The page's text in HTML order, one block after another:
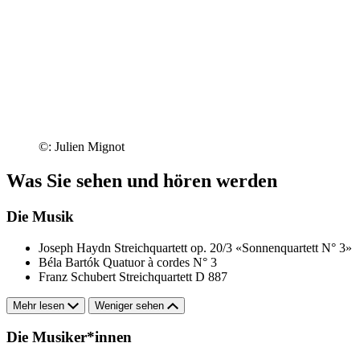
©: Julien Mignot
Was Sie sehen und hören werden
Die Musik
Joseph Haydn Streichquartett op. 20/3 «Sonnenquartett N° 3»
Béla Bartók Quatuor à cordes N° 3
Franz Schubert Streichquartett D 887
Mehr lesen Weniger sehen
Die Musiker*innen